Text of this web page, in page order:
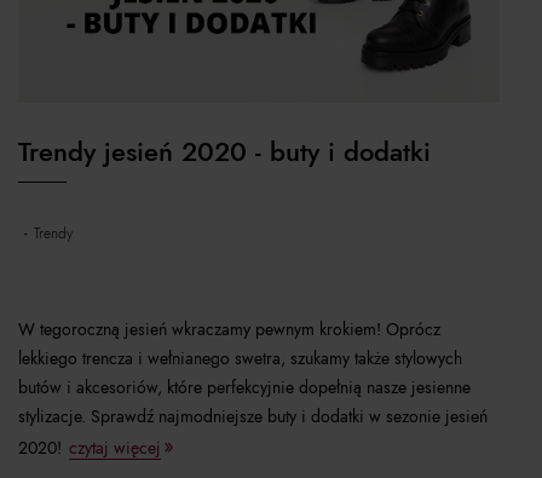
Trendy jesień 2020 - buty i dodatki
trendy
W tegoroczną jesień wkraczamy pewnym krokiem! Oprócz
lekkiego trencza i wełnianego swetra, szukamy także stylowych
butów i akcesoriów, które perfekcyjnie dopełnią nasze jesienne
stylizacje. Sprawdź najmodniejsze buty i dodatki w sezonie jesień
2020! czytaj więcej